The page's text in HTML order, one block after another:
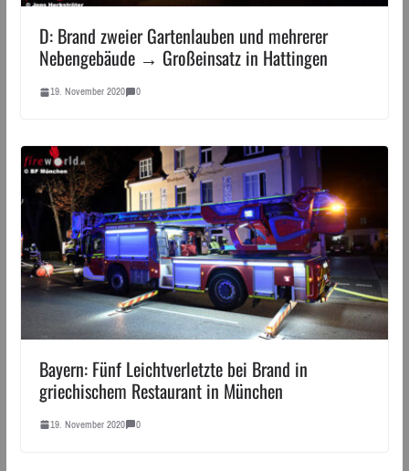
D: Brand zweier Gartenlauben und mehrerer
Nebengebäude → Großeinsatz in Hattingen
19. November 2020 0
Bayern: Fünf Leichtverletzte bei Brand in
griechischem Restaurant in München
19. November 2020 0